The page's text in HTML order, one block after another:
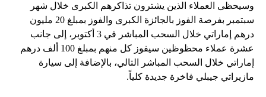
وسيحظى العملاء الذين يشترون تذاكرهم الكبرى خلال شهر
سبتمبر بفرصة الفوز بالجائزة الكبرى والفوز بمبلغ 20 مليون
درهم إماراتي خلال السحب المباشر في 3 أكتوبر، إلى جانب
عشرة عملاء محظوظين سيفوز كل منهم بمبلغ 100 ألف درهم
إماراتي خلال السحب المباشر التالي، بالإضافة إلى سيارة
مازيراتي جيبلي فاخرة جديدة كلياً.